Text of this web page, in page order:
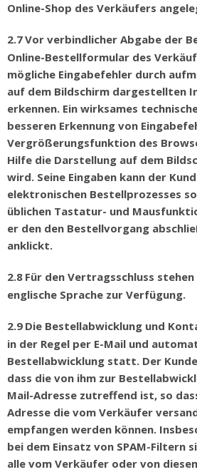
Online-Shop des Verkäufers
2.7Vor verbindlicher Abgabe der
Online-Bestellformular des Verkä
mögliche Eingabefehler durch
auf dem Bildschirm dargestellten
erkennen. Ein wirksames
besseren Erkennung von
Vergrößerungsfunktion des
Hilfe die Darstellung auf dem
wird. Seine Eingaben kann der
elektronischen Bestellprozesses
üblichen Tastatur- und
er den den Bestellvorgang
anklickt.
2.8 Für den Vertragsschluss
englische Sprache zur Verfügung.
2.9 Die Bestellabwicklung und
in der Regel per E-Mail und
Bestellabwicklung statt. Der
dass die von ihm zur
Mail-Adresse zutreffend ist, so
Adresse die vom Verkäufer
empfangen werden können.
bei dem Einsatz von SPAM-Filtern
alle vom Verkäufer oder von